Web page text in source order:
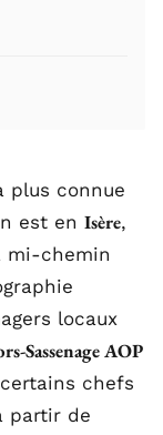
plus connue
est en Isère,
mi-chemin
locaux
Sassenage AOP
chefs
partir de